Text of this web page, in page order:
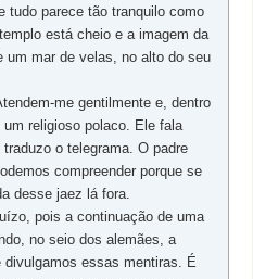
tudo parece tão tranquilo como
está cheio e a imagem da
um mar de velas, no alto do seu
me gentilmente e, dentro
religioso polaco. Ele fala
o telegrama. O padre
compreender porque se
desse jaez lá fora.
pois a continuação de uma
no seio dos alemães, a
essas mentiras. É